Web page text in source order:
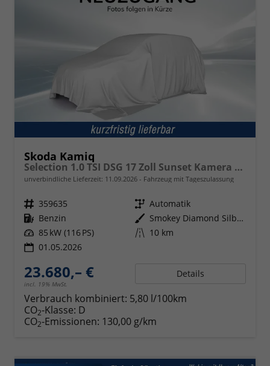
Skoda Kamiq
Selection 1.0 TSI DSG 17 Zoll Sunset Kamera PDC v+h
unverbindliche Lieferzeit: 11.09.2026 Fahrzeug mit Tageszulassung
Fahrzeugnr. 359635 Getriebe Automatik
Kraftstoff Benzin Außenfarbe
Smokey Diamond Silber Metallic
Leistung 85 kW (116 PS) Kilometerstand 10 km
01.05.2026
23.680,– €
incl. 19% MwSt.
Details
Verbrauch kombiniert: 5,80 l/100km
CO2-Klasse: D
CO2-Emissionen: 130,00 g/km